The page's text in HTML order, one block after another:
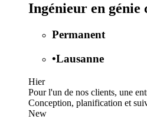
Ingénieur en génie
Permanent
•Lausanne
Hier
Pour l'un de nos clients, une
Conception, planification et
New